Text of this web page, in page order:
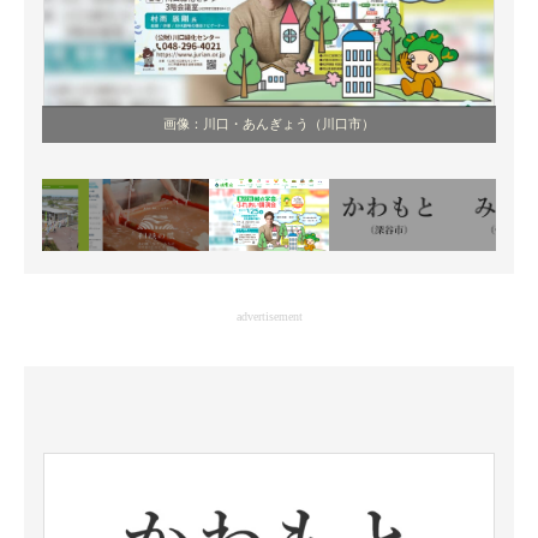
画像：川口・あんぎょう（川口市）
advertisement